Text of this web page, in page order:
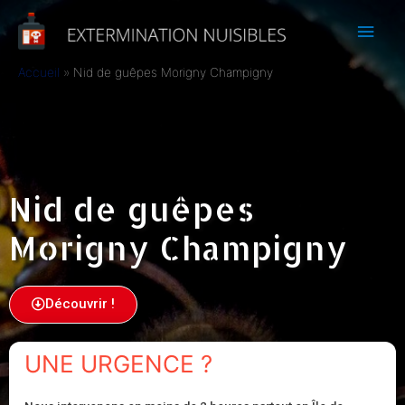
Accueil Nid de guêpes Morigny Champigny
Nid de guêpes
Morigny Champigny
Découvrir !
UNE URGENCE ?